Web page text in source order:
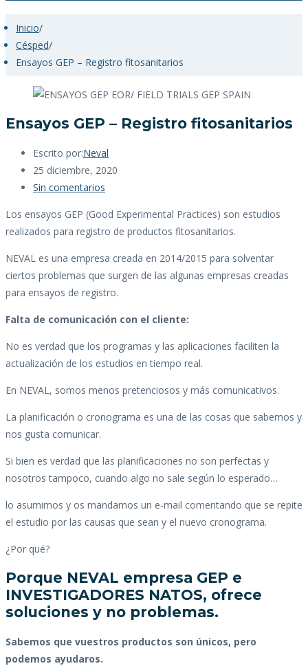
Inicio/
Césped/
Ensayos GEP – Registro fitosanitarios
Ensayos GEP – Registro fitosanitarios
Escrito por:Neval
25 diciembre, 2020
Sin comentarios
Los ensayos GEP (Good Experimental Practices) son estudios
realizados para registro de productos fitosanitarios.
NEVAL es una empresa creada en 2014/2015 para solventar
ciertos problemas que surgen de las algunas empresas creadas
para ensayos de registro.
Falta de comunicación con el cliente:
No es verdad que los programas y las aplicaciones faciliten la
actualización de los estudios en tiempo real.
En NEVAL, somos menos pretenciosos y más comunicativos.
La planificación o cronograma es una de las cosas que sabemos y
nos gusta comunicar.
Si bien es verdad que las planificaciones no son perfectas y
nosotros tampoco, cuando algo no sale según lo esperado…
lo asumimos y os mandamos un e-mail comentando que se repite
el estudio por las causas que sean y el nuevo cronograma.
¿Por qué?
Porque NEVAL empresa GEP e
INVESTIGADORES NATOS, ofrece
soluciones y no problemas.
Sabemos que vuestros productos son únicos, pero
podemos ayudaros.